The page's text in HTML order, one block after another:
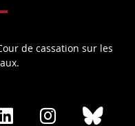
de cassation sur les
Share
Share